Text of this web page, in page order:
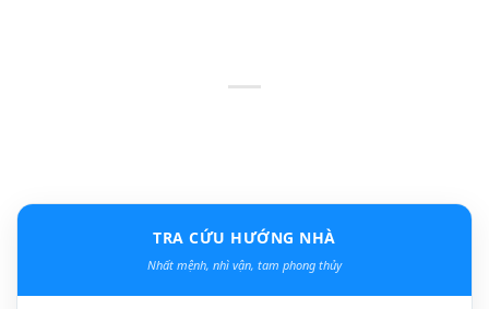
TRA CỨU HƯỚNG NHÀ
Nhất mệnh, nhì vận, tam phong thủy